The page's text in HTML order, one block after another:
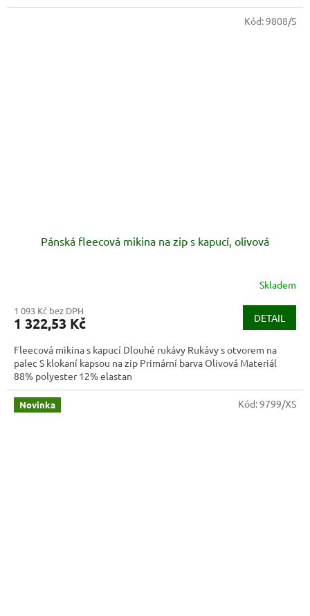
Pánská fleecová mikina na zip s kapucí, olivová
Skladem
1 093 Kč bez DPH
1 322,53 Kč DETAIL
Fleecová mikina s kapucí Dlouhé rukávy Rukávy s otvorem na
palec S klokaní kapsou na zip Primární barva Olivová Materiál
88% polyester 12% elastan
Kód:9808/S
Novinka Kód:9799/XS